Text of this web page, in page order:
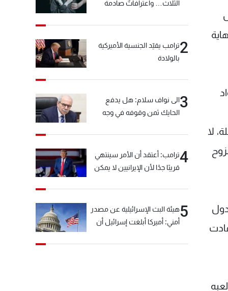
لا
الثلاث… واعترافاتٌ صادمة
2ترامب يقيّد الجنسية الأميركية
بالولادة
3الى نواف سلام: هل يدفع
الحايك ثمن وقوفه في وجه
4ترامب: أعتقد أن الأمر سينتهي
قريبًا جدًا لأن الإيرانيين لا يمكن
5هيئة البث الإسرائيلية عن مصدر
أمني: أميركا أبلغت إسرائيل أن